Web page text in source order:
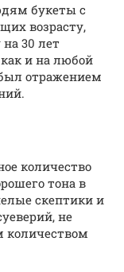
букеты с
возрасту,
30 лет
и на любой
отражением
количество
тона в
скептики и
не
количеством